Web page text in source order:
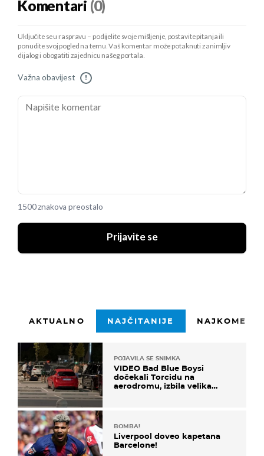
Komentari (0)
Uključite se u raspravu – podijelite svoje mišljenje, postavite pitanja ili
ponudite svoj pogled na temu. Vaš komentar može potaknuti zanimljiv
dijalog i obogatiti zajednicu našeg portala.
Važna obavijest !
1500 znakova preostalo
Prijavite se
AKTUALNO NAJČITANIJE
POJAVILA SE SNIMKA
VIDEO Bad Blue Boysi
dočekali Torcidu na
aerodromu, izbila velika
BOMBA!
Liverpool doveo kapetana
Barcelone!